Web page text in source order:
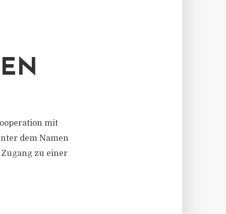
mit
dem Namen
zu einer